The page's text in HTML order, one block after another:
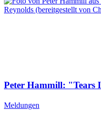
Peter Hammill: "Tears
Meldungen